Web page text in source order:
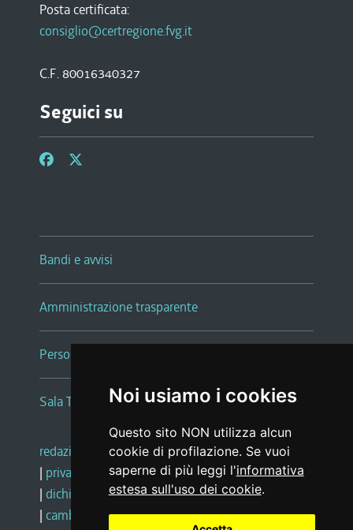
Noi usiamo i cookies
Questo sito NON utilizza alcun
cookie di profilazione. Se vuoi
saperne di più leggi l'informativa
estesa sull'uso dei cookie.
Posta certificata:
consiglio@certregione.fvg.it
C.F. 80016340327
Seguici su
Bandi e avvisi
Amministrazione trasparente
Persone e Uffici
Sala Tiziano Tessitori
redazione web |note legali |glossario
| privacy
social media policy
| dichiarazione di accessibilità |feedback
| cambio preferenze cookie